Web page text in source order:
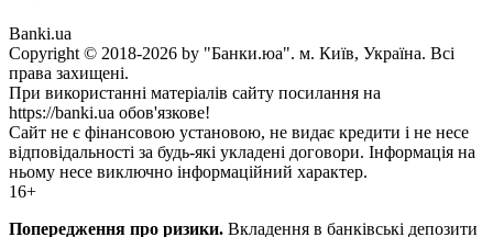
Banki.ua
Copyright © 2018-2026 by "Банки.юа". м. Київ, Україна. Всі
права захищені.
При використанні матеріалів сайту посилання на
https://banki.ua обов'язкове!
Сайт не є фінансовою установою, не видає кредити і не несе
відповідальності за будь-які укладені договори. Інформація на
ньому несе виключно інформаційний характер.
16+
Попередження про ризики. Вкладення в банківські депозити